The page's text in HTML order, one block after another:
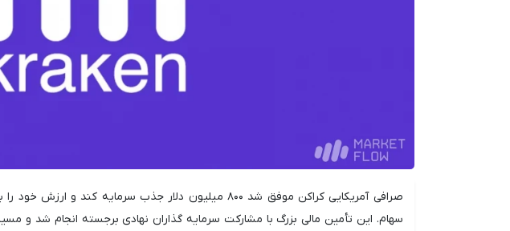
سهام. این تأمین مالی بزرگ با مشارکت سرمایه گذاران نهادی برجسته انجام شد و مسیر